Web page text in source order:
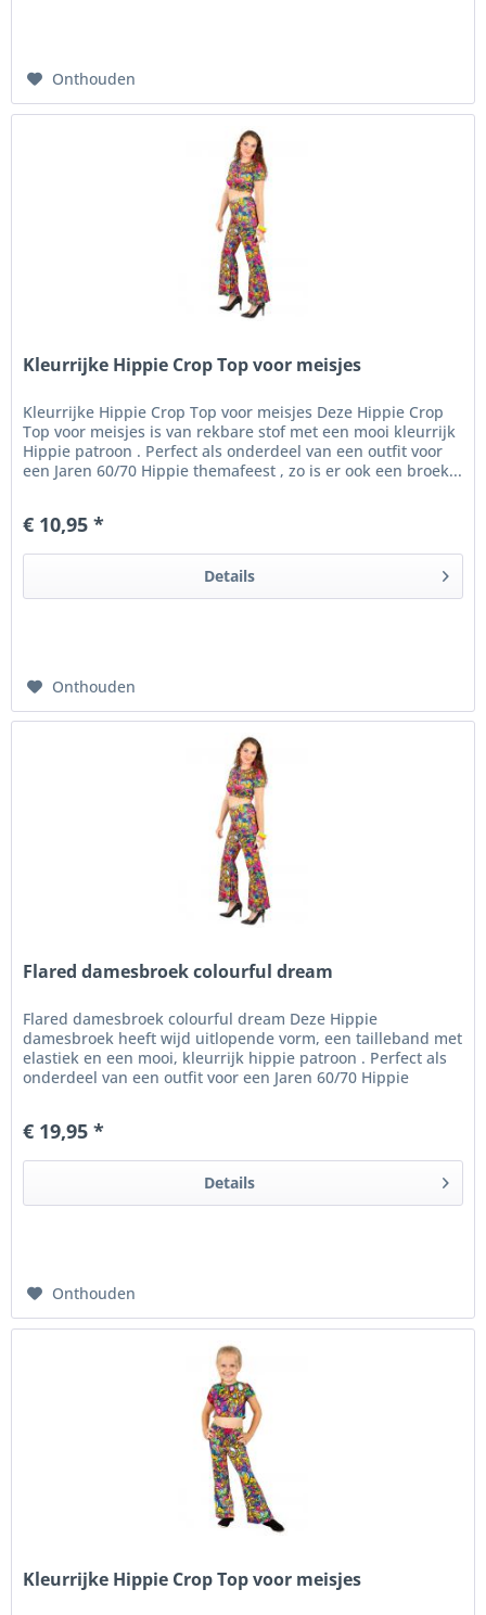
Onthouden
Kleurrijke Hippie Crop Top voor meisjes
Kleurrijke Hippie Crop Top voor meisjes Deze Hippie Crop
Top voor meisjes is van rekbare stof met een mooi kleurrijk
Hippie patroon . Perfect als onderdeel van een outfit voor
een Jaren 60/70 Hippie themafeest , zo is er ook een broek...
€ 10,95 *
Details
Onthouden
Flared damesbroek colourful dream
Flared damesbroek colourful dream Deze Hippie
damesbroek heeft wijd uitlopende vorm, een tailleband met
elastiek en een mooi, kleurrijk hippie patroon . Perfect als
onderdeel van een outfit voor een Jaren 60/70 Hippie
€ 19,95 *
Details
Onthouden
Kleurrijke Hippie Crop Top voor meisjes